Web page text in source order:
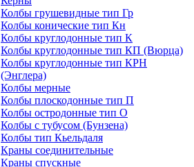
Колбы грушевидные тип Гр
Колбы конические тип Кн
Колбы круглодонные тип К
Колбы круглодонные тип КП (Вюрца)
Колбы круглодонные тип КРН
(Энглера)
Колбы мерные
Колбы плоскодонные тип П
Колбы остродонные тип О
Колбы с тубусом (Бунзена)
Колбы тип Кьельдаля
Краны соединительные
Краны спускные